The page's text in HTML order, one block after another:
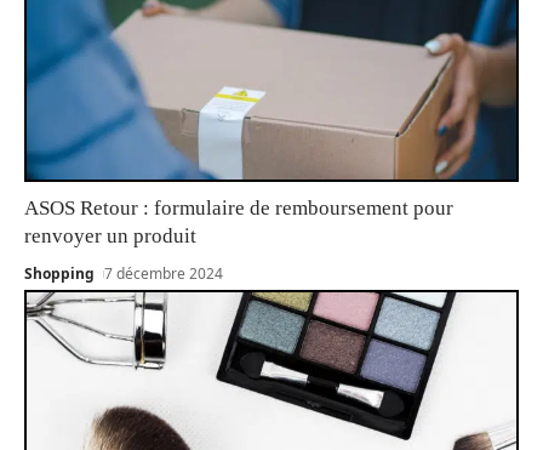
ASOS Retour : formulaire de remboursement pour
renvoyer un produit
Shopping 7 décembre 2024